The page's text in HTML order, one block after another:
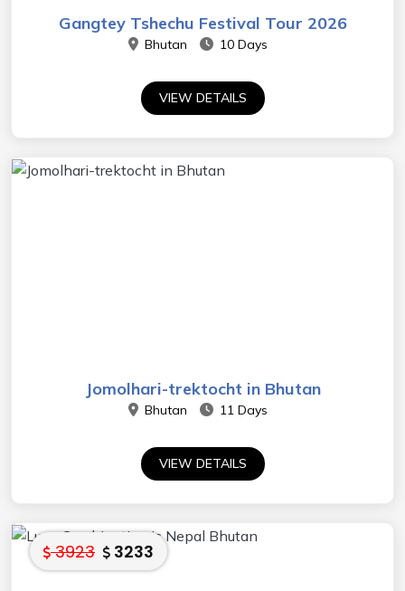
Gangtey Tshechu Festival Tour 2026
Bhutan 10 Days
VIEW DETAILS
Jomolhari-trektocht in Bhutan
Bhutan 11 Days
VIEW DETAILS
3923 3233